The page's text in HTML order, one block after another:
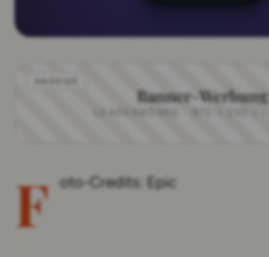
Banner-Werbung
F oto-Credits: Epic